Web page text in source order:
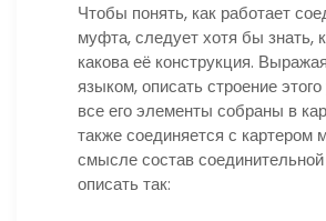
Чтобы понять, как работает
муфта, следует хотя бы знать,
какова её конструкция.
языком, описать строение
все его элементы собраны в
также соединяется с картером
смысле состав
описать так: